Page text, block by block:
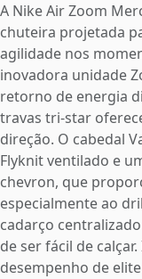
A Nike Air Zoom
chuteira projetada
agilidade nos
inovadora unidade
retorno de energia
travas tri-star
direção. O cabedal
Flyknit ventilado e
chevron, que
especialmente ao
cadarço
de ser fácil de
desempenho de